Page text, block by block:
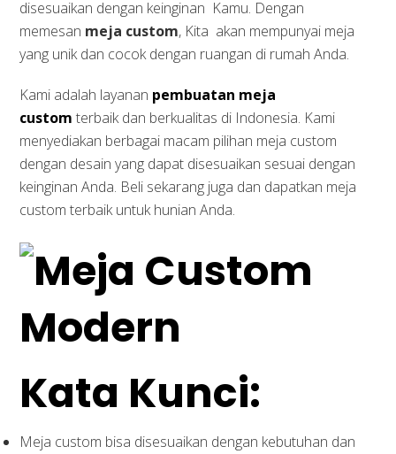
disesuaikan dengan keinginan Kamu. Dengan
memesan meja custom, Kita akan mempunyai meja
yang unik dan cocok dengan ruangan di rumah Anda.
Kami adalah layanan pembuatan meja
custom terbaik dan berkualitas di Indonesia. Kami
menyediakan berbagai macam pilihan meja custom
dengan desain yang dapat disesuaikan sesuai dengan
keinginan Anda. Beli sekarang juga dan dapatkan meja
custom terbaik untuk hunian Anda.
Kata Kunci:
Meja custom bisa disesuaikan dengan kebutuhan dan